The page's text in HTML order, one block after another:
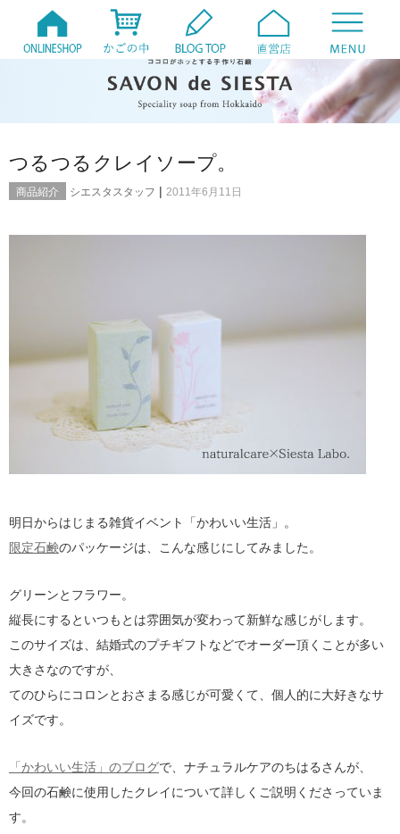
つるつるクレイソープ。
商品紹介 シエスタスタッフ | 2011年6月11日
明日からはじまる雑貨イベント「かわいい生活」。
限定石鹸のパッケージは、こんな感じにしてみました。
グリーンとフラワー。
縦長にするといつもとは雰囲気が変わって新鮮な感じがします。
このサイズは、結婚式のプチギフトなどでオーダー頂くことが多い
大きさなのですが、
てのひらにコロンとおさまる感じが可愛くて、個人的に大好きなサ
イズです。
「かわいい生活」のブログで、ナチュラルケアのちはるさんが、
今回の石鹸に使用したクレイについて詳しくご説明くださっていま
す。